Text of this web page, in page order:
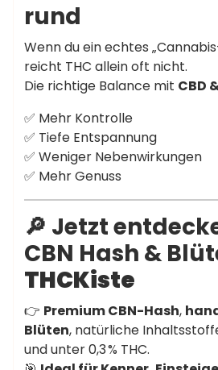
rund
Wenn du ein echtes
reicht THC allein oft nicht.
Die richtige Balance mit CBD
✅ Mehr Kontrolle
✅ Tiefe Entspannung
✅ Weniger Nebenwirkungen
✅ Mehr Genuss
🔎 Jetzt
CBN Hash &
THCKiste
👉 Premium CBN-Hash,
Blüten, natürliche
und unter 0,3 % THC.